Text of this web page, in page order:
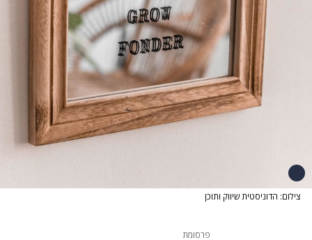
צילום: הדוניסטית שיווק ותוכן
פרסומת